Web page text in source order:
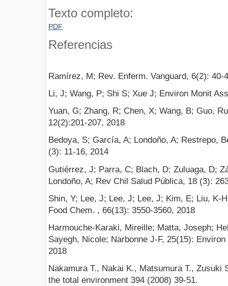
Texto completo:
PDF
Referencias
Ramírez, M; Rev. Enferm. Vanguard, 6(2): 40-
Li, J; Wang, P; Shi S; Xue J; Environ Monit
Yuan, G; Zhang, R; Chen, X; Wang, B; Guo,
12(2):201-207, 2018
Bedoya, S; García, A; Londoño, A; Restrepo,
(3): 11-16, 2014
Gutiérrez, J; Parra, C; Blach, D; Zuluaga, D;
Londoño, A; Rev Chil Salud Pública, 18 (3):
Shin, Y; Lee, J; Lee, J; Lee, J; Kim, E; Liu, K-
Food Chem. , 66(13): 3550-3560, 2018
Harmouche-Karaki, Mireille; Matta, Joseph;
Sayegh, Nicole; Narbonne J-F, 25(15):
2018
Nakamura T., Nakai K., Matsumura T., Zusuki
the total environment 394 (2008) 39-51.